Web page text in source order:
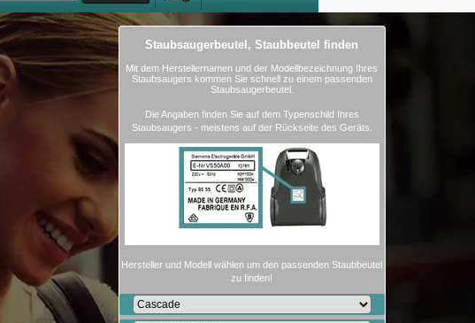
Staubsaugerbeutel, Staubbeutel finden
Mit dem Herstellernamen und der Modellbezeichnung Ihres
Staubsaugers kommen Sie schnell zu einem passenden
Staubsaugerbeutel.
Die Angaben finden Sie auf dem Typenschild Ihres
Staubsaugers - meistens auf der Rückseite des Geräts.
Hersteller und Modell wählen um den passenden Staubbeutel
zu finden!